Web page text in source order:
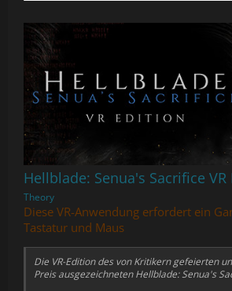
Hellblade: Senua's Sacrifice
Theory
Diese VR-Anwendung erfordert ein
Tastatur und Maus
Die VR-Edition des von Kritikern gefeierten
Preis ausgezeichneten Hellblade: Senua's